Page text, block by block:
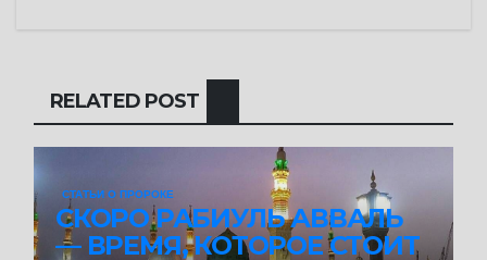
RELATED POST
СТАТЬИ О ПРОРОКЕ
СКОРО РАБИУЛЬ АВВАЛЬ
— ВРЕМЯ, КОТОРОЕ СТОИТ